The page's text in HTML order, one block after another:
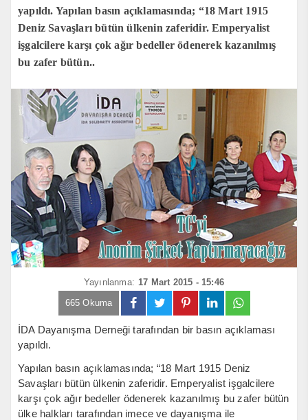
yapıldı. Yapılan basın açıklamasında; “18 Mart 1915
Deniz Savaşları bütün ülkenin zaferidir. Emperyalist
işgalcilere karşı çok ağır bedeller ödenerek kazanılmış
bu zafer bütün..
Yayınlanma: 17 Mart 2015 - 15:46
665 Okuma
İDA Dayanışma Derneği tarafından bir basın açıklaması
yapıldı.
Yapılan basın açıklamasında; “18 Mart 1915 Deniz
Savaşları bütün ülkenin zaferidir. Emperyalist işgalcilere
karşı çok ağır bedeller ödenerek kazanılmış bu zafer bütün
ülke halkları tarafından imece ve dayanışma ile